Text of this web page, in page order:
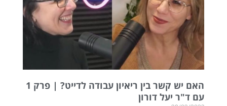
האם יש קשר בין ריאיון עבודה לדייט? | פרק 1
עם ד"ר יעל דורון